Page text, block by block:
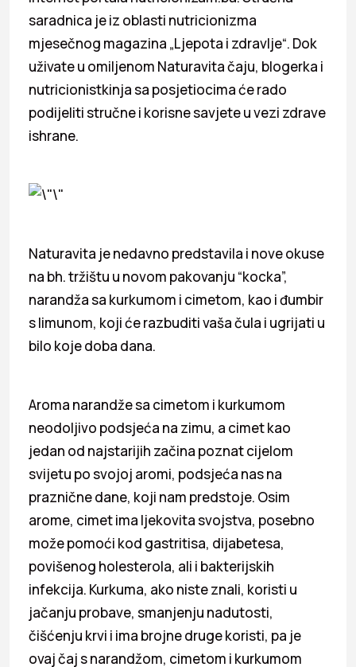
saradnica je iz oblasti nutricionizma
mjesečnog magazina „Ljepota i zdravlje“. Dok
uživate u omiljenom Naturavita čaju, blogerka i
nutricionistkinja sa posjetiocima će rado
podijeliti stručne i korisne savjete u vezi zdrave
ishrane.
Naturavita je nedavno predstavila i nove okuse
na bh. tržištu u novom pakovanju “kocka”,
narandža sa kurkumom i cimetom, kao i đumbir
s limunom, koji će razbuditi vaša čula i ugrijati u
bilo koje doba dana.
Aroma narandže sa cimetom i kurkumom
neodoljivo podsjeća na zimu, a cimet kao
jedan od najstarijih začina poznat cijelom
svijetu po svojoj aromi, podsjeća nas na
praznične dane, koji nam predstoje. Osim
arome, cimet ima ljekovita svojstva, posebno
može pomoći kod gastritisa, dijabetesa,
povišenog holesterola, ali i bakterijskih
infekcija. Kurkuma, ako niste znali, koristi u
jačanju probave, smanjenju nadutosti,
čišćenju krvi i ima brojne druge koristi, pa je
ovaj čaj s narandžom, cimetom i kurkumom